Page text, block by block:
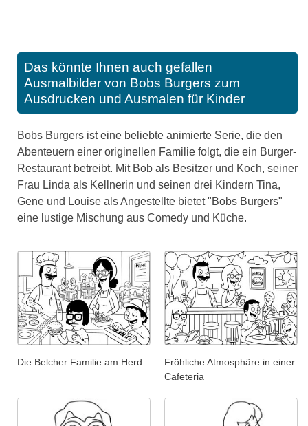
Das könnte Ihnen auch gefallen
Ausmalbilder von Bobs Burgers zum
Ausdrucken und Ausmalen für Kinder
Bobs Burgers ist eine beliebte animierte Serie, die den
Abenteuern einer originellen Familie folgt, die ein Burger-
Restaurant betreibt. Mit Bob als Besitzer und Koch, seiner
Frau Linda als Kellnerin und seinen drei Kindern Tina,
Gene und Louise als Angestellte bietet "Bobs Burgers"
eine lustige Mischung aus Comedy und Küche.
Die Belcher Familie am Herd
Fröhliche Atmosphäre in einer
Cafeteria